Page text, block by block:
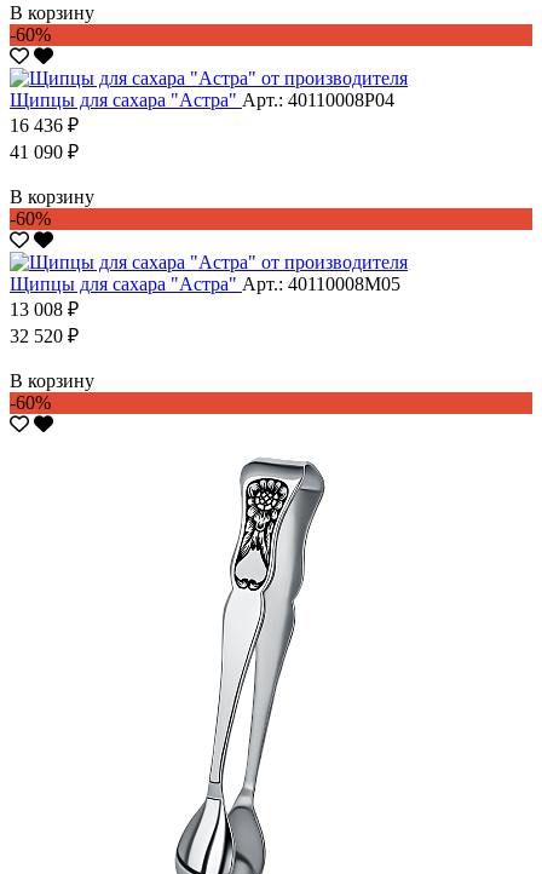
В корзину
-60%
Щипцы для сахара "Астра" Арт.: 40110008Р04
16 436 ₽
41 090 ₽
В корзину
-60%
Щипцы для сахара "Астра" Арт.: 40110008М05
13 008 ₽
32 520 ₽
В корзину
-60%